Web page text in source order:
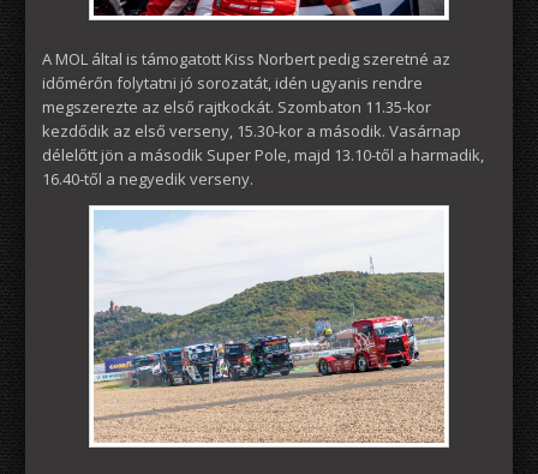
A MOL által is támogatott Kiss Norbert pedig szeretné az
időmérőn folytatni jó sorozatát, idén ugyanis rendre
megszerezte az első rajtkockát. Szombaton 11.35-kor
kezdődik az első verseny, 15.30-kor a második. Vasárnap
délelőtt jön a második Super Pole, majd 13.10-től a harmadik,
16.40-től a negyedik verseny.